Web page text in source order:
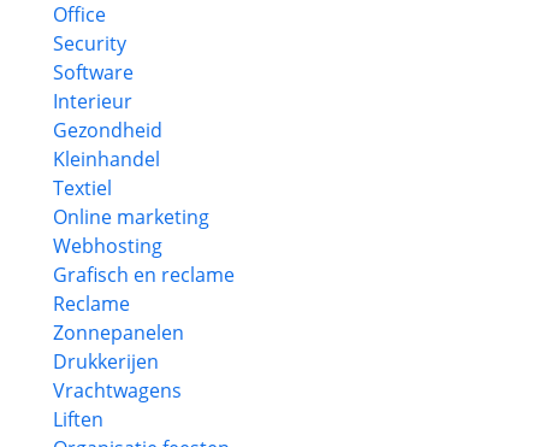
Office
Security
Software
Interieur
Gezondheid
Kleinhandel
Textiel
Online marketing
Webhosting
Grafisch en reclame
Reclame
Zonnepanelen
Drukkerijen
Vrachtwagens
Liften